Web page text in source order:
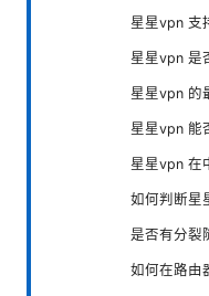
星星vpn 支
星星vpn 是
星星vpn 的
星星vpn 能
星星vpn 在
如何判断星
是否有分裂
如何在路由